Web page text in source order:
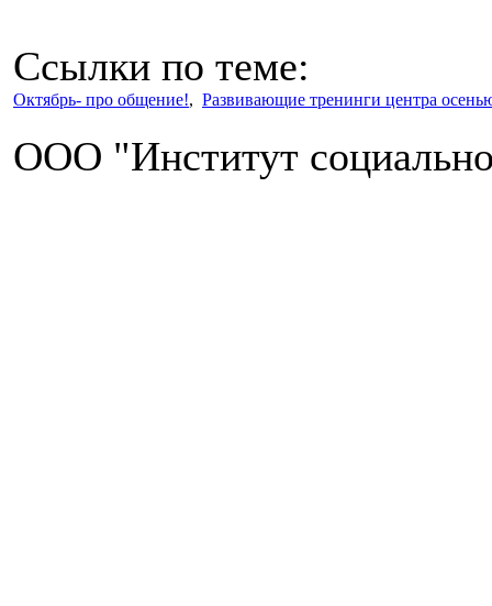
Ссылки по теме:
Октябрь- про общение!, Развивающие тренинги центра
ООО "Институт